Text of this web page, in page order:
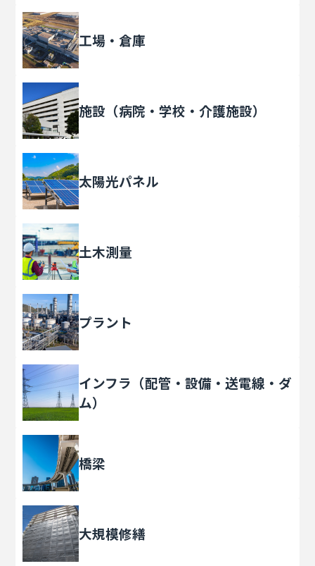
工場・倉庫
施設（病院・学校・介護施設）
太陽光パネル
土木測量
プラント
インフラ（配管・設備・送電線・ダ
ム）
橋梁
大規模修繕